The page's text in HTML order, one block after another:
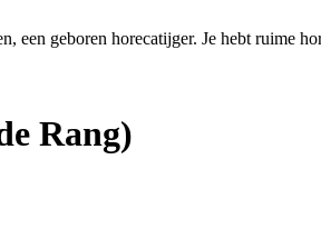
een geboren horecatijger. Je hebt
Rang)